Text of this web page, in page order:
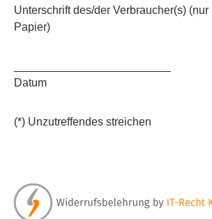
Unterschrift des/der Verbraucher(s)
Papier)
Datum
(*) Unzutreffendes streichen